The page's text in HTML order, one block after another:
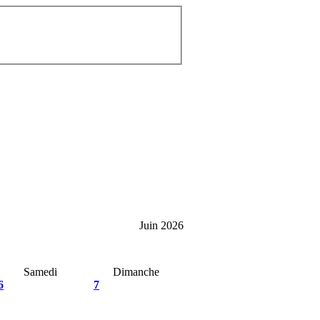
Juin 2026
Samedi
Dimanche
7